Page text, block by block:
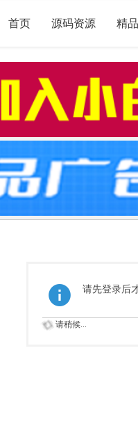
首页 源码资源 精
请先登录后
请稍候...